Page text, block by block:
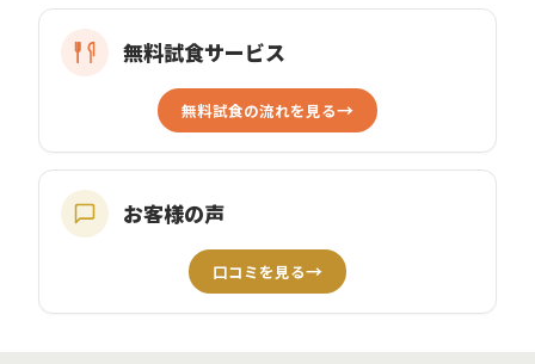
無料試食サービス
無料試食の流れを見る→
お客様の声
口コミを見る→